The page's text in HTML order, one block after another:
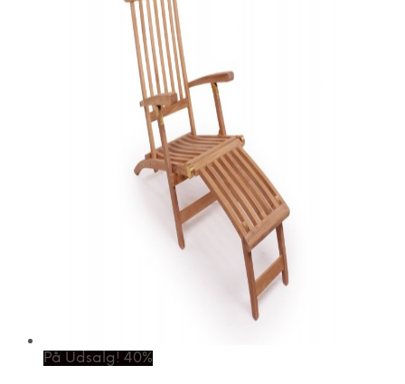
På Udsalg! 40%